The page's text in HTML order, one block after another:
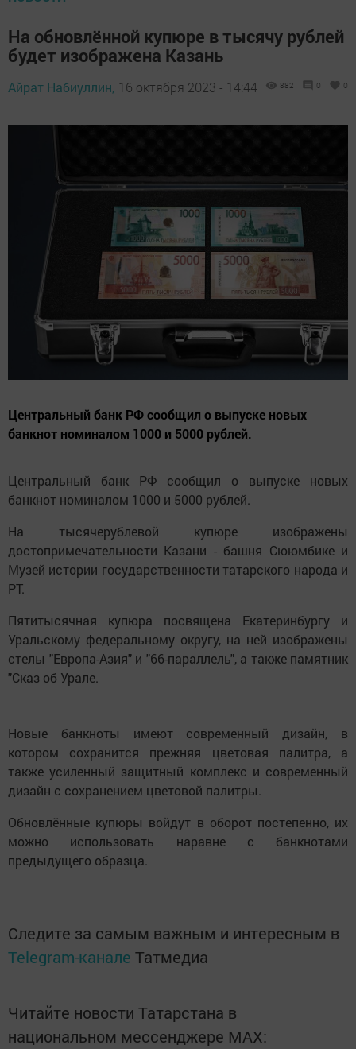
На обновлённой купюре в тысячу рублей
будет изображена Казань
Айрат Набиуллин, 16 октября 2023 - 14:44 882 0 0
Центральный банк РФ сообщил о выпуске новых
банкнот номиналом 1000 и 5000 рублей.
Центральный банк РФ сообщил о выпуске новых
банкнот номиналом 1000 и 5000 рублей.
На тысячерублевой купюре изображены
достопримечательности Казани - башня Сююмбике и
Музей истории государственности татарского народа и
РТ.
Пятитысячная купюра посвящена Екатеринбургу и
Уральскому федеральному округу, на ней изображены
стелы "Европа-Азия" и "66-параллель", а также памятник
"Сказ об Урале.
Новые банкноты имеют современный дизайн, в
котором сохранится прежняя цветовая палитра, а
также усиленный защитный комплекс и современный
дизайн с сохранением цветовой палитры.
Обновлённые купюры войдут в оборот постепенно, их
можно использовать наравне с банкнотами
предыдущего образца.
Следите за самым важным и интересным в
Telegram-канале Татмедиа
Читайте новости Татарстана в
национальном мессенджере MАХ: